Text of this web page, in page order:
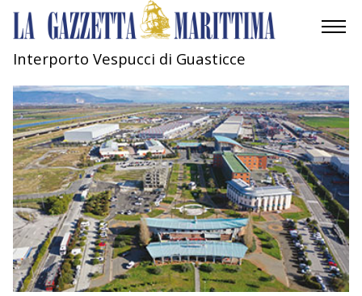
AMBIENTE
MOBILITÀ
INDUSTRIA
RICERCA
ECONOMIA
TURISMO
Interporto Vespucci di Guasticce